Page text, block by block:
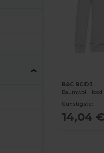
B&C BCID3
Günstigste:
14,04